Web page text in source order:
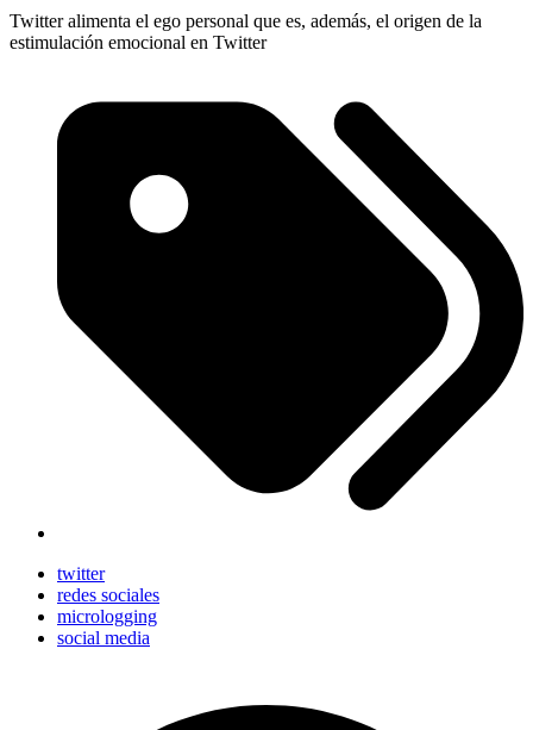
Twitter alimenta el ego personal que es, además, el origen de la
estimulación emocional en Twitter
twitter
redes sociales
micrologging
social media